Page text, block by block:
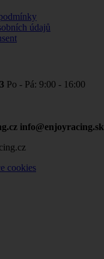
údajů
Po - Pá: 9:00 - 16:00
info@enjoyracing.sk
cookies